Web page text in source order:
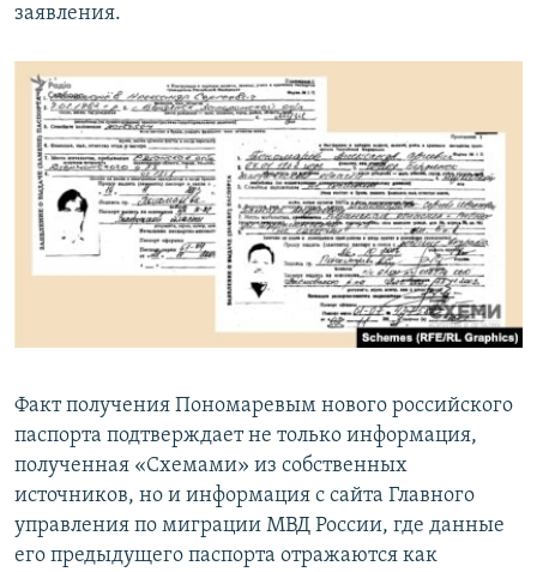
заявления.
Факт получения Пономаревым нового российского
паспорта подтверждает не только информация,
полученная «Схемами» из собственных
источников, но и информация с сайта Главного
управления по миграции МВД России, где данные
его предыдущего паспорта отражаются как